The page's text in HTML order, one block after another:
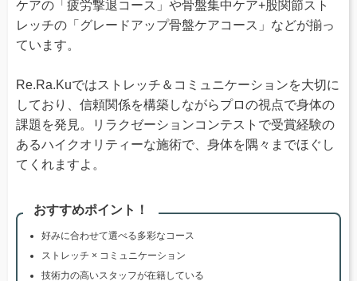
ケアの「疲労撃退コース」や骨盤集中ケア+股関節スト
レッチの「グレードアップ骨盤ケアコース」などが揃っ
ています。
Re.Ra.Kuではストレッチ＆コミュニケーションを大切に
しており、信頼関係を構築しながらプロの視点で身体の
課題を発見。リラクゼーションコンテストで受賞経験の
あるハイクオリティーな施術で、身体を隅々までほぐし
てくれますよ。
おすすめポイント！
好みに合わせて選べる多彩なコース
ストレッチ × コミュニケーション
技術力の高いスタッフが在籍している